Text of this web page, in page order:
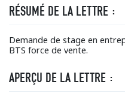
RÉSUMÉ DE LA LETTRE :
Demande de stage en
BTS force de vente.
APERÇU DE LA LETTRE :